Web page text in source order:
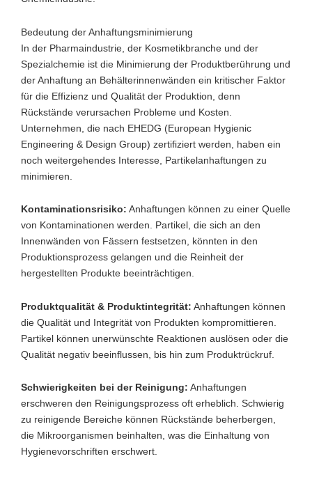
Bedeutung der Anhaftungsminimierung
In der Pharmaindustrie, der Kosmetikbranche und der
Spezialchemie ist die Minimierung der Produktberührung und
der Anhaftung an Behälterinnenwänden ein kritischer Faktor
für die Effizienz und Qualität der Produktion, denn
Rückstände verursachen Probleme und Kosten.
Unternehmen, die nach EHEDG (European Hygienic
Engineering & Design Group) zertifiziert werden, haben ein
noch weitergehendes Interesse, Partikelanhaftungen zu
minimieren.
Kontaminationsrisiko: Anhaftungen können zu einer Quelle
von Kontaminationen werden. Partikel, die sich an den
Innenwänden von Fässern festsetzen, könnten in den
Produktionsprozess gelangen und die Reinheit der
hergestellten Produkte beeinträchtigen.
Produktqualität & Produktintegrität: Anhaftungen können
die Qualität und Integrität von Produkten kompromittieren.
Partikel können unerwünschte Reaktionen auslösen oder die
Qualität negativ beeinflussen, bis hin zum Produktrückruf.
Schwierigkeiten bei der Reinigung: Anhaftungen
erschweren den Reinigungsprozess oft erheblich. Schwierig
zu reinigende Bereiche können Rückstände beherbergen,
die Mikroorganismen beinhalten, was die Einhaltung von
Hygienevorschriften erschwert.